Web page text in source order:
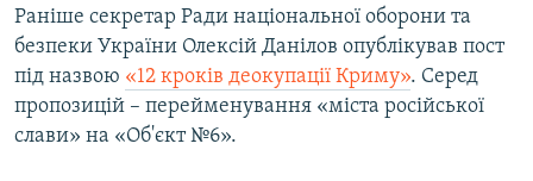
Раніше секретар Ради національної оборони та
безпеки України Олексій Данілов опублікував пост
під назвою «12 кроків деокупації Криму». Серед
пропозицій – перейменування «міста російської
слави» на «Об'єкт №6».